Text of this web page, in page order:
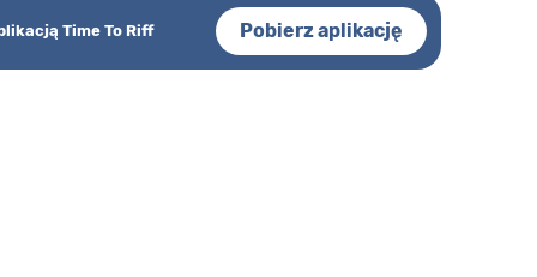
Time To Riff Pobierz aplikację